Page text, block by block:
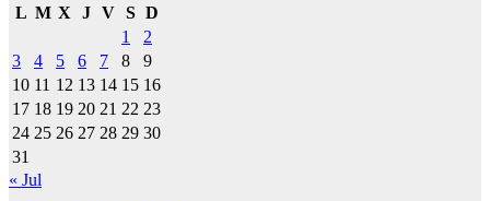
L M X J V S D
1
2
3
4 5 6 7 8
9
10 11 12 13 14 15 16
17 18 19 20 21 22 23
24 25 26 27 28 29 30
31
« Jul